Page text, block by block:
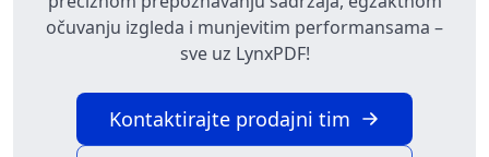
očuvanju izgleda i munjevitim performansama –
sve uz LynxPDF!
Kontaktirajte prodajni tim